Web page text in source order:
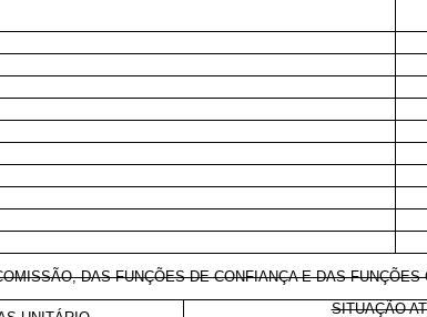
DAS FUNÇÕES DE CONFIANÇA E DAS FUNÇÕES
SITUAÇÃO